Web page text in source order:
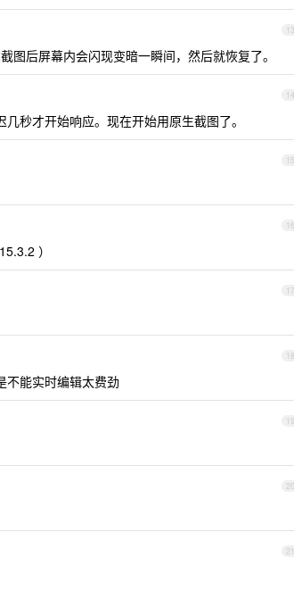
13
后屏幕内会闪现变暗一瞬间，然后就恢复了。
14
秒才开始响应。现在开始用原生截图了。
15
16
）
17
18
不能实时编辑太费劲
19
20
21